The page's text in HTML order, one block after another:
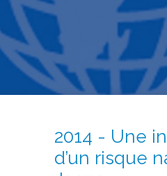
2014 - Une
d’un risque